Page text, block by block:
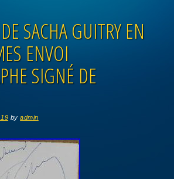
SACHA GUITRY EN
ENVOI
SIGNÉ DE
byadmin